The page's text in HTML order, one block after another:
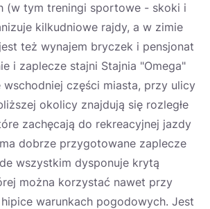
(w tym treningi sportowe - skoki i
kilkudniowe rajdy, a w zimie
też wynajem bryczek i pensjonat
i zaplecze stajni Stajnia "Omega"
wschodniej części miasta, przy ulicy
okolicy znajdują się rozległe
zachęcają do rekreacyjnej jazdy
dobrze przygotowane zaplecze
wszystkim dysponuje krytą
można korzystać nawet przy
warunkach pogodowych. Jest